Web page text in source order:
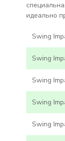
идеально
Swing
Swing
Swing
Swing
Swing